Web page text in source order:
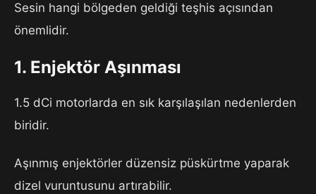
Sesin hangi bölgeden geldiği teşhis açısından
önemlidir.
1. Enjektör Aşınması
1.5 dCi motorlarda en sık karşılaşılan nedenlerden
biridir.
Aşınmış enjektörler düzensiz püskürtme yaparak
dizel vuruntusunu artırabilir.